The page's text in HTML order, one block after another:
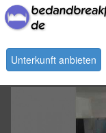
Unterkunft anbieten